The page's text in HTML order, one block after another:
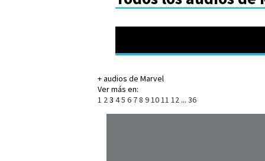
+ audios de Marvel
Ver más en:
1 23 45 6 78 91011 12 ... 36